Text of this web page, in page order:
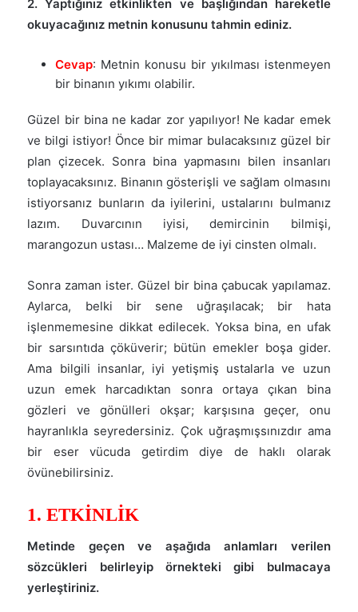
2. Yaptığınız etkinlikten ve başlığından hareketle
okuyacağınız metnin konusunu tahmin ediniz.
Cevap: Metnin konusu bir yıkılması istenmeyen
bir binanın yıkımı olabilir.
Güzel bir bina ne kadar zor yapılıyor! Ne kadar emek
ve bilgi istiyor! Önce bir mimar bulacaksınız güzel bir
plan çizecek. Sonra bina yapmasını bilen insanları
toplayacaksınız. Binanın gösterişli ve sağlam olmasını
istiyorsanız bunların da iyilerini, ustalarını bulmanız
lazım. Duvarcının iyisi, demircinin bilmişi,
marangozun ustası… Malzeme de iyi cinsten olmalı.
Sonra zaman ister. Güzel bir bina çabucak yapılamaz.
Aylarca, belki bir sene uğraşılacak; bir hata
işlenmemesine dikkat edilecek. Yoksa bina, en ufak
bir sarsıntıda çöküverir; bütün emekler boşa gider.
Ama bilgili insanlar, iyi yetişmiş ustalarla ve uzun
uzun emek harcadıktan sonra ortaya çıkan bina
gözleri ve gönülleri okşar; karşısına geçer, onu
hayranlıkla seyredersiniz. Çok uğraşmışsınızdır ama
bir eser vücuda getirdim diye de haklı olarak
övünebilirsiniz.
1. ETKİNLİK
Metinde geçen ve aşağıda anlamları verilen
sözcükleri belirleyip örnekteki gibi bulmacaya
yerleştiriniz.